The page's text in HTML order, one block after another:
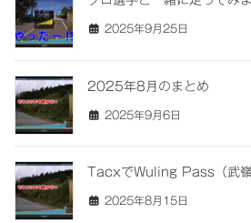
2025年9月25日
2025年8月のまとめ
2025年9月6日
TacxでWuling Pass（武嶺
2025年8月15日